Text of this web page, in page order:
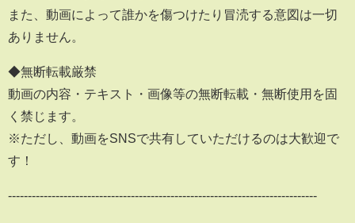
また、動画によって誰かを傷つけたり冒涜する意図は一切
ありません。
◆無断転載厳禁
動画の内容・テキスト・画像等の無断転載・無断使用を固
く禁じます。
※ただし、動画をSNSで共有していただけるのは大歓迎で
す！
------------------------------------------------------------------------------